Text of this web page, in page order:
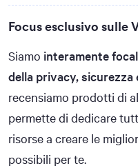
Focus esclusivo sulle
Siamo interamente
della privacy, sicurezza
recensiamo prodotti di
permette di dedicare
risorse a creare le
possibili per te.